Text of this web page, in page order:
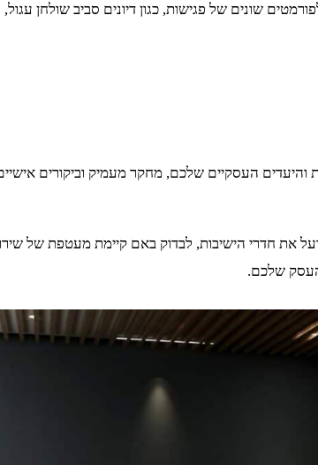
שונים של פגישות, כגון דיונים סביב שולחן
העסקיים שלכם, מחקר מעמיק וביקורים
את חדרי הישיבות, לבדוק באם קיימת מעטפת של
העסק שלכם.